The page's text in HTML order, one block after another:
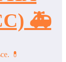
🚑
💊